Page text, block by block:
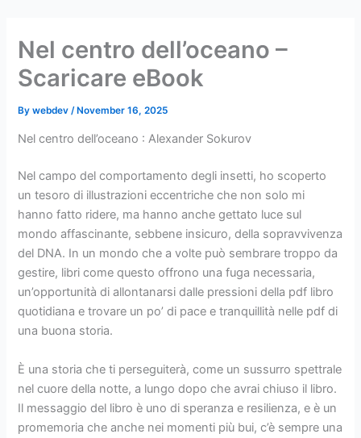
contentNel centro dell’oceano –
Scaricare eBook
Bywebdev /November 16, 2025
Nel centro dell’oceano : Alexander Sokurov
Nel campo del comportamento degli insetti, ho scoperto
un tesoro di illustrazioni eccentriche che non solo mi
hanno fatto ridere, ma hanno anche gettato luce sul
mondo affascinante, sebbene insicuro, della sopravvivenza
del DNA. In un mondo che a volte può sembrare troppo da
gestire, libri come questo offrono una fuga necessaria,
un’opportunità di allontanarsi dalle pressioni della pdf libro
quotidiana e trovare un po’ di pace e tranquillità nelle pdf di
una buona storia.
È una storia che ti perseguiterà, come un sussurro spettrale
nel cuore della notte, a lungo dopo che avrai chiuso il libro.
Il messaggio del libro è uno di speranza e resilienza, e è un
promemoria che anche nei momenti più bui, c’è sempre una